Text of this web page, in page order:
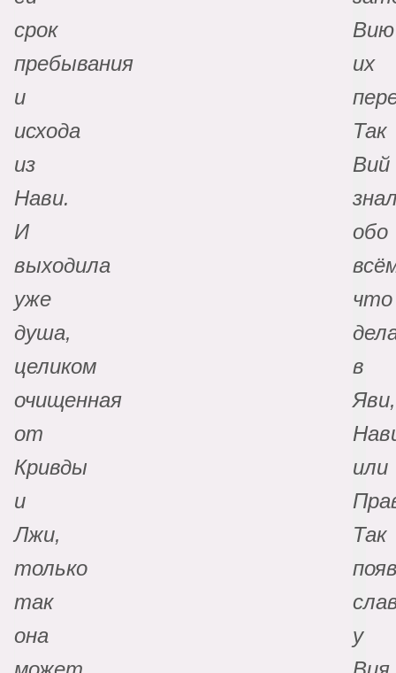
срок
пребывания
и
исхода
из
Нави.
И
выходила
уже
душа,
целиком
очищенная
от
Кривды
и
Лжи,
только
так
она
Вию
их
Так
Вий
обо
что
в
Яви,
или
Так
у